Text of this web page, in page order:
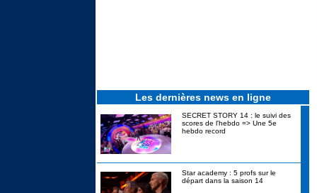
Les dernières news en ligne
SECRET STORY 14 : le suivi des
scores de l'hebdo => Une 5e
hebdo record
Star academy : 5 profs sur le
départ dans la saison 14